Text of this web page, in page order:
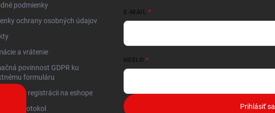
podmienky
ochrany osobných údajov
a vrátenie
povinnost GDPR ku
formuláru
GDPR k registrácii na eshope
protokol
E-MAIL
HESLO
Prihlásiť sa